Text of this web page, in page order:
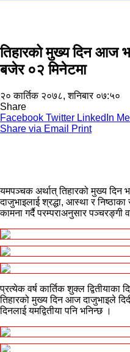
तिहारको मुख्य दिन आज
बजेर ०२ मिनेटमा
२० कार्तिक २०७८, शनिबार ०७:५०
Share
Facebook Twitter LinkedIn
Share via Email
Print
यमपञ्चक अर्थात् तिहारको मुख्य दिन
दाजुभाइलाई श्रद्धा, आस्था र निष्ठाका
कामना गर्दै परम्पराअनुसार पञ्चरङ्गी
प्रत्येक वर्ष कार्तिक शुक्ल द्वितीयाका
तिहारको मुख्य दिन आज दाजुभाइले
दिनलाई यमद्वितीया पनि भनिन्छ ।